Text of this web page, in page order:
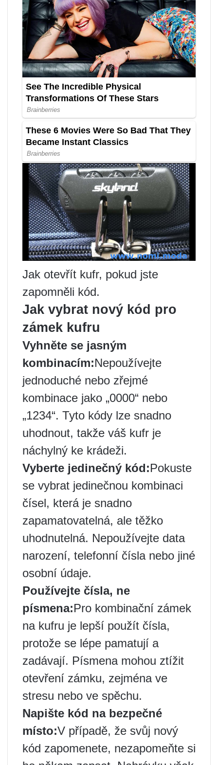
Jak otevřít kufr, pokud jste
zapomněli kód.
Jak vybrat nový kód pro
zámek kufru
Vyhněte se jasným
kombinacím:Nepoužívejte
jednoduché nebo zřejmé
kombinace jako „0000“ nebo
„1234“. Tyto kódy lze snadno
uhodnout, takže váš kufr je
náchylný ke krádeži.
Vyberte jedinečný kód:Pokuste
se vybrat jedinečnou kombinaci
čísel, která je snadno
zapamatovatelná, ale těžko
uhodnutelná. Nepoužívejte data
narození, telefonní čísla nebo jiné
osobní údaje.
Používejte čísla, ne
písmena:Pro kombinační zámek
na kufru je lepší použít čísla,
protože se lépe pamatují a
zadávají. Písmena mohou ztížit
otevření zámku, zejména ve
stresu nebo ve spěchu.
Napište kód na bezpečné
místo:V případě, že svůj nový
kód zapomenete, nezapomeňte si